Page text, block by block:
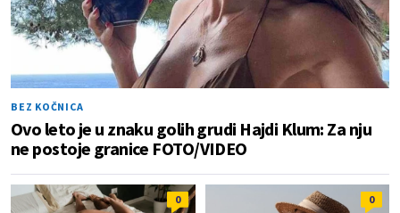
BEZ KOČNICA
Ovo leto je u znaku golih grudi Hajdi Klum: Za nju
ne postoje granice FOTO/VIDEO
0 0